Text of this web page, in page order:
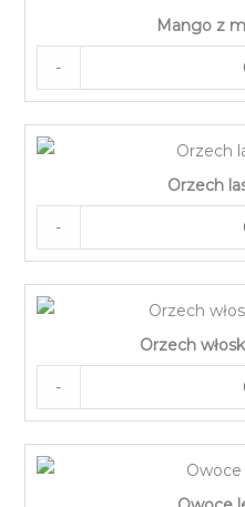
Mango z
-
Orzech
-
Orzech
-